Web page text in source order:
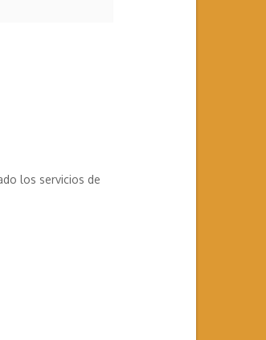
los servicios de